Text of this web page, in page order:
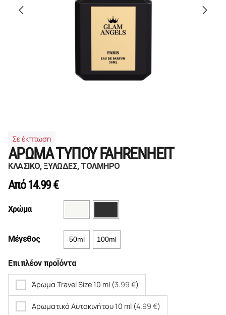
Σε έκπτωση
ΑΡΩΜΑ ΤΥΠΟΥ FAHRENHEIT
ΚΛΑΣΙΚΟ, ΞΥΛΩΔΕΣ, ΤΟΛΜΗΡΟ
Από14.99€
Χρώμα
Μέγεθος 50ml 100ml
Επιπλέον προΪόντα
Άρωμα Travel Size 10 ml (3.99 €)
Αρωματικό Αυτοκινήτου 10 ml (4.99 €)